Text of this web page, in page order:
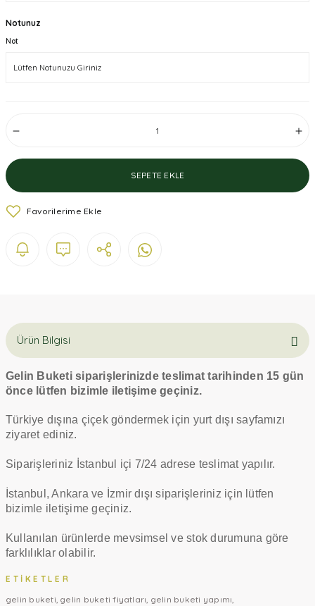
Notunuz
Not
SEPETE EKLE
Ürün Bilgisi
Gelin Buketi siparişlerinizde teslimat tarihinden 15 gün
önce lütfen bizimle iletişime geçiniz.
Türkiye dışına çiçek göndermek için yurt dışı sayfamızı
ziyaret ediniz.
Siparişleriniz İstanbul içi 7/24 adrese teslimat yapılır.
İstanbul, Ankara ve İzmir dışı siparişleriniz için lütfen
bizimle iletişime geçiniz.
Kullanılan ürünlerde mevsimsel ve stok durumuna göre
farklılıklar olabilir.
ETIKETLER
gelin buketi gelin buketi fiyatları gelin buketi yapımı